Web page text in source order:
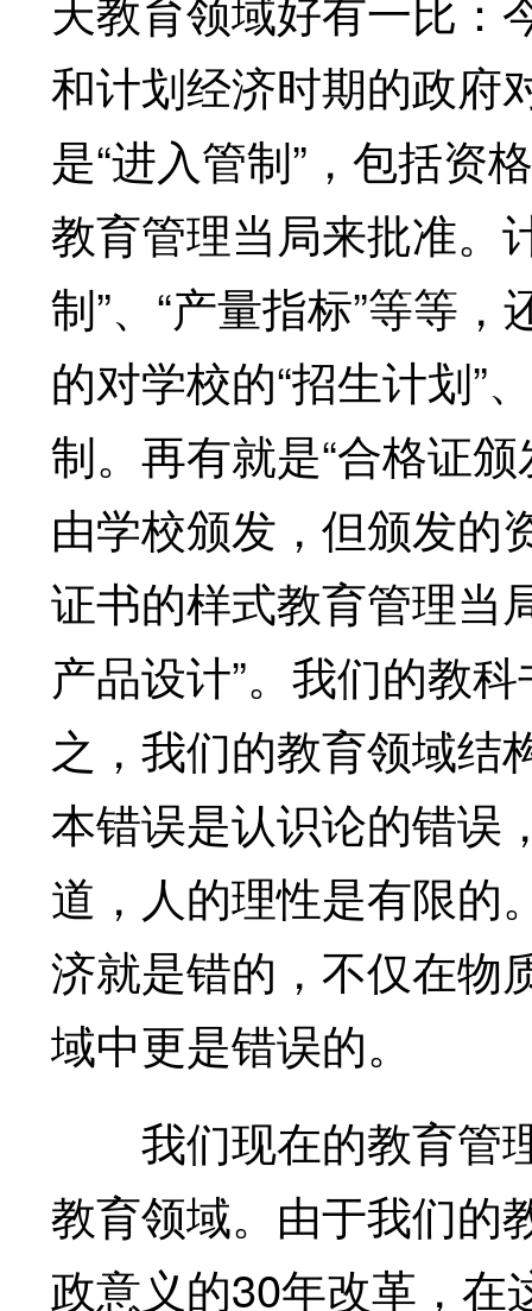
和计划经济时期的政府
是“进入管制”，包括资
教育管理当局来批准。
制”、“产量指标”等等
的对学校的“招生计划”
制。再有就是“合格证
由学校颁发，但颁发的
证书的样式教育管理当
产品设计”。我们的教
之，我们的教育领域结
本错误是认识论的错误
道，人的理性是有限的
济就是错的，不仅在物
域中更是错误的。
我们现在的教育管
教育领域。由于我们的
政意义的30年改革，在